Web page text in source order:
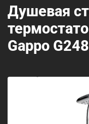
Душевая
Gappo